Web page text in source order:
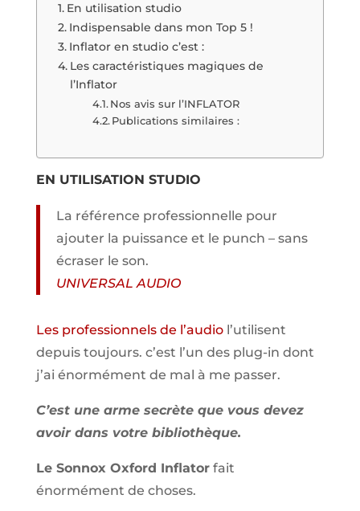
En utilisation studio
Indispensable dans mon Top 5 !
Inflator en studio c’est :
Les caractéristiques magiques de
l’Inflator
Nos avis sur l’INFLATOR
Publications similaires :
EN UTILISATION STUDIO
La référence professionnelle pour
ajouter la puissance et le punch – sans
écraser le son.
UNIVERSAL AUDIO
Les professionnels de l’audiol’utilisent
depuis toujours. c’est l’un des plug-in dont
j’ai énormément de mal à me passer.
C’est une arme secrète que vous devez
avoir dans votre bibliothèque.
Le Sonnox Oxford Inflatorfait
énormément de choses.